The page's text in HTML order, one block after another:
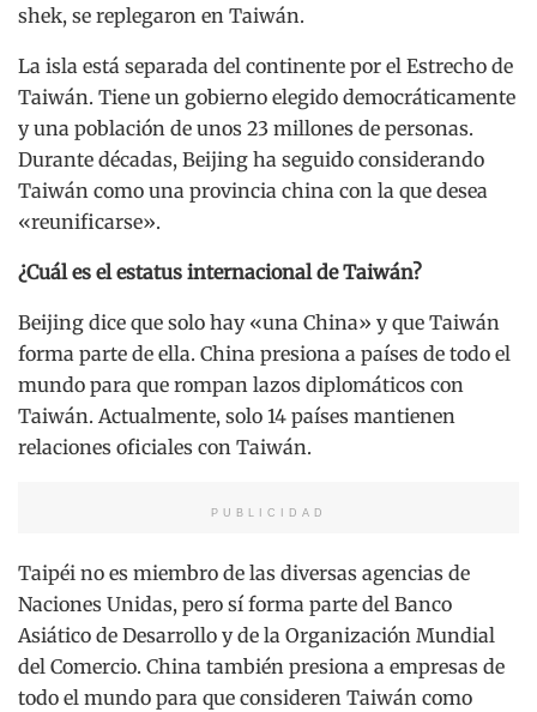
shek, se replegaron en Taiwán.
La isla está separada del continente por el Estrecho de
Taiwán. Tiene un gobierno elegido democráticamente
y una población de unos 23 millones de personas.
Durante décadas, Beijing ha seguido considerando
Taiwán como una provincia china con la que desea
«reunificarse».
¿Cuál es el estatus internacional de Taiwán?
Beijing dice que solo hay «una China» y que Taiwán
forma parte de ella. China presiona a países de todo el
mundo para que rompan lazos diplomáticos con
Taiwán. Actualmente, solo 14 países mantienen
relaciones oficiales con Taiwán.
PUBLICIDAD
Taipéi no es miembro de las diversas agencias de
Naciones Unidas, pero sí forma parte del Banco
Asiático de Desarrollo y de la Organización Mundial
del Comercio. China también presiona a empresas de
todo el mundo para que consideren Taiwán como